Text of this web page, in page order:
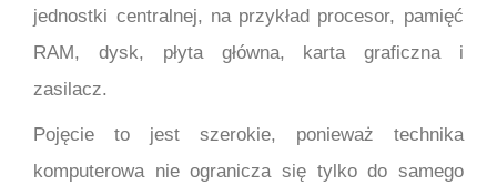
jednostki centralnej, na przykład procesor, pamięć
RAM, dysk, płyta główna, karta graficzna i
zasilacz.
Pojęcie to jest szerokie, ponieważ technika
komputerowa nie ogranicza się tylko do samego